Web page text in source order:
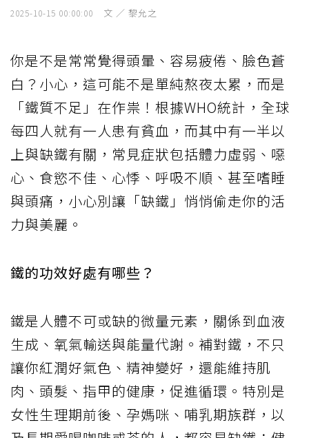
2025-10-15 00:00:00 文 ／ 黎允之
你是不是常常覺得頭暈、容易疲倦、臉色蒼
白？小心，這可能不是單純熬夜太累，而是
「鐵質不足」在作祟！根據WHO統計，全球
每四人就有一人患有貧血，而其中有一半以
上與缺鐵有關，常見症狀包括體力虛弱、噁
心、食慾不佳、心悸、呼吸不順、甚至嗜睡
與頭痛，小心別讓「缺鐵」悄悄偷走你的活
力與美麗。
鐵的功效好處有哪些？
鐵是人體不可或缺的微量元素，關係到血液
生成、氧氣輸送與能量代謝。補對鐵，不只
讓你紅潤好氣色、精神變好，還能維持肌
肉、頭髮、指甲的健康，促進循環。特別是
女性生理期前後、孕媽咪、哺乳期族群，以